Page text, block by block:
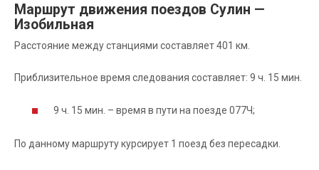
Маршрут движения поездов Сулин —
Изобильная
Расстояние между станциями составляет 401 км.
Приблизительное время следования составляет: 9 ч. 15 мин.
9 ч. 15 мин. – время в пути на поезде 077Ч;
По данному маршруту курсирует 1 поезд без пересадки.